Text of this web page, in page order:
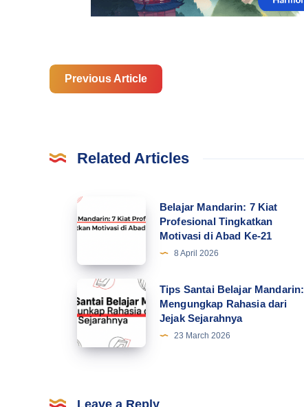
Previous Article
Related Articles
Belajar
Mandarin:
Kiat
Profesional
Tingkatkan
Motivasi
di
Belajar Mandarin: 7 Kiat
Profesional Tingkatkan
Motivasi di Abad Ke-21
8 April 2026
Tips
Santai
Belajar
Mandarin:
dari
Tips Santai Belajar Mandarin:
Mengungkap Rahasia dari
Jejak Sejarahnya
23 March 2026
Leave a Reply